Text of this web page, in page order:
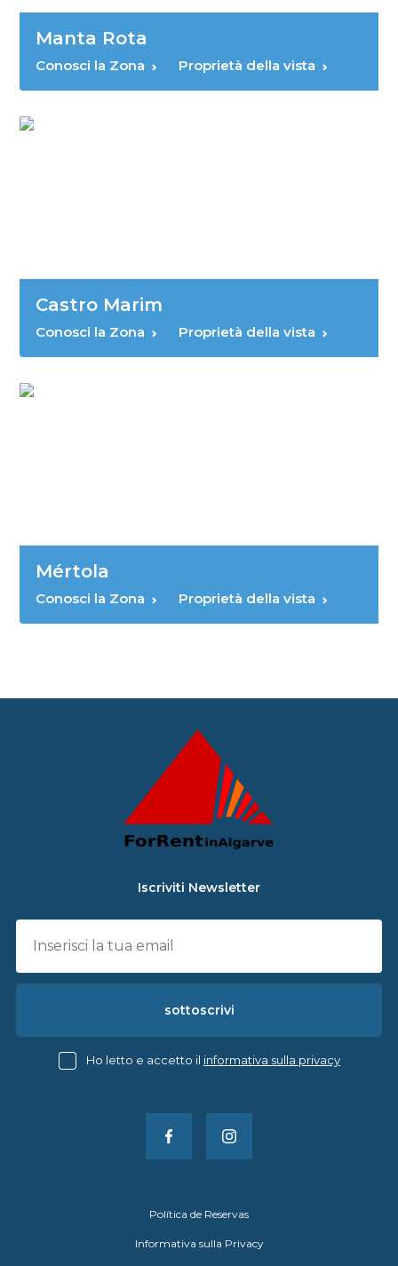
Manta Rota
Conosci la Zona Proprietà della vista
Castro Marim
Conosci la Zona Proprietà della vista
Mértola
Conosci la Zona Proprietà della vista
Iscriviti Newsletter
sottoscrivi
Ho letto e accetto il informativa sulla privacy
Política de Reservas
Informativa sulla Privacy